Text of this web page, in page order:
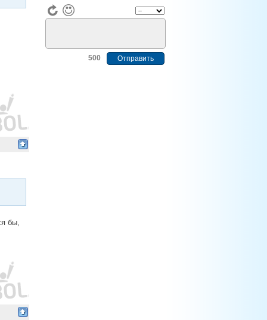
500
бы,